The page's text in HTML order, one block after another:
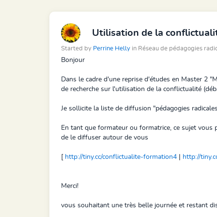
Utilisation de la
Started by Perrine Helly in Réseau de pédagogies
Bonjour
Dans le cadre d'une reprise d'études en Master 2
de recherche sur l'utilisation de la conflictualité
Je sollicite la liste de diffusion "pédagogies
En tant que formateur ou formatrice, ce sujet vous
de le diffuser autour de vous
http://tiny.cc/conflictualite-formation4 http://
Merci!
vous souhaitant une très belle journée et restant